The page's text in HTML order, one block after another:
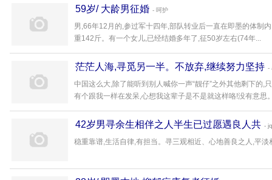
59岁/ 大龄男征婚 - 呵护
男,66年12月的,参过军十四年,部队转业后一直在即墨的体制
重142斤。有一个女儿,已经结婚多年了,征50岁左右(74年...
茫茫人海,寻觅另一半。不放弃,继续努力坚持 -
中国这么大,除了能听到别人喊你一声“靓仔”之外其他剩下的
有个跟我一样在发呆,心想我这辈子是不是就这样咯!没有意思
42岁男寻余生相伴之人半生已过愿遇良人共 -
稳重靠谱,生活自律,有担当。寻三观相近、心地善良之人,平淡